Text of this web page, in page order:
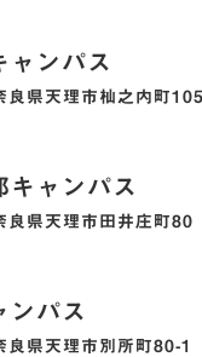
ャンパス
良県天理市杣之内町
キャンパス
良県天理市田井庄町80
ンパス
県天理市別所町80-1